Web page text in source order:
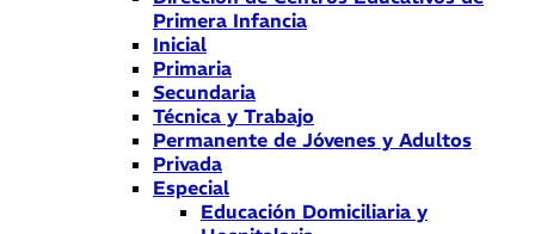
Primera Infancia
Inicial
Primaria
Secundaria
Técnica y Trabajo
Permanente de Jóvenes y Adultos
Privada
Especial
Educación Domiciliaria y